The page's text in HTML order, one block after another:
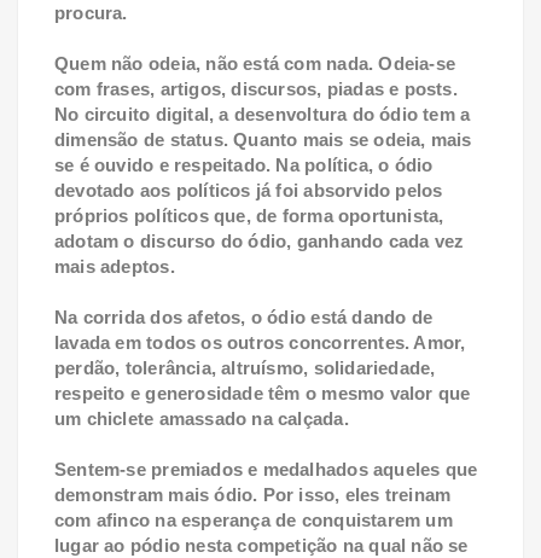
procura.
Quem não odeia, não está com nada. Odeia-se
com frases, artigos, discursos, piadas e posts.
No circuito digital, a desenvoltura do ódio tem a
dimensão de status. Quanto mais se odeia, mais
se é ouvido e respeitado. Na política, o ódio
devotado aos políticos já foi absorvido pelos
próprios políticos que, de forma oportunista,
adotam o discurso do ódio, ganhando cada vez
mais adeptos.
Na corrida dos afetos, o ódio está dando de
lavada em todos os outros concorrentes. Amor,
perdão, tolerância, altruísmo, solidariedade,
respeito e generosidade têm o mesmo valor que
um chiclete amassado na calçada.
Sentem-se premiados e medalhados aqueles que
demonstram mais ódio. Por isso, eles treinam
com afinco na esperança de conquistarem um
lugar ao pódio nesta competição na qual não se